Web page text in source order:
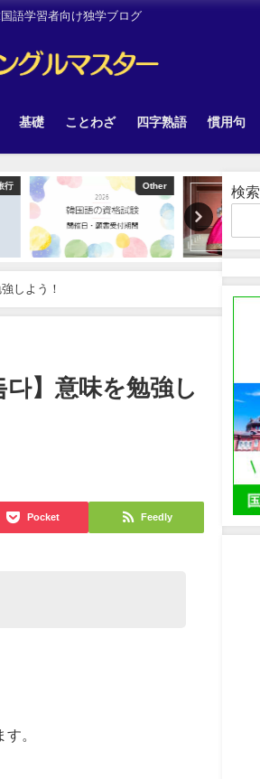
語学習者向け独学ブログ
基礎 ことわざ 四字熟語 慣用句
Other Uncategorized
しよう！
】意味を勉強し
Pocket Feedly
。
検索